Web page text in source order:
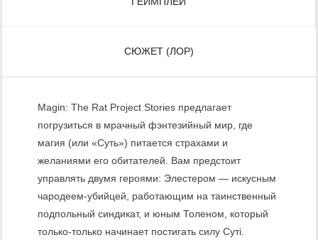
СЮЖЕТ (ЛОР)
Magin: The Rat Project Stories предлагает
погрузиться в мрачный фэнтезийный мир, где
магия (или «Суть») питается страхами и
желаниями его обитателей. Вам предстоит
управлять двумя героями: Элестером — искусным
чародеем-убийцей, работающим на таинственный
подпольный синдикат, и юным Толеном, который
только-только начинает постигать силу Суті.